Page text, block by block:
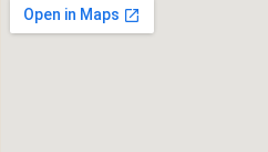
Liên Hoàn Phát
36/11 Đường Bình Giã, Phường Tân Bình,